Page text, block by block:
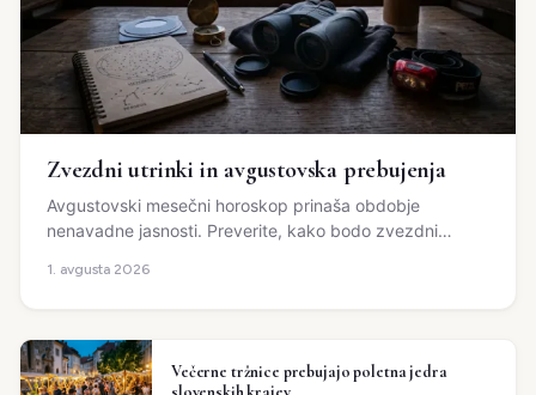
Zvezdni utrinki in avgustovska prebujenja
Avgustovski mesečni horoskop prinaša obdobje
nenavadne jasnosti. Preverite, kako bodo zvezdni
znamenj.
1. avgusta 2026
Večerne tržnice prebujajo poletna jedra